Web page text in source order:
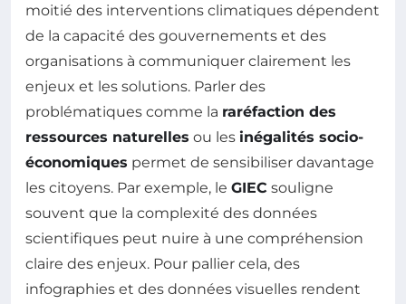
moitié des interventions climatiques dépendent
de la capacité des gouvernements et des
organisations à communiquer clairement les
enjeux et les solutions. Parler des
problématiques comme la raréfaction des
ressources naturelles ou les inégalités socio-
économiques permet de sensibiliser davantage
les citoyens. Par exemple, le GIEC souligne
souvent que la complexité des données
scientifiques peut nuire à une compréhension
claire des enjeux. Pour pallier cela, des
infographies et des données visuelles rendent